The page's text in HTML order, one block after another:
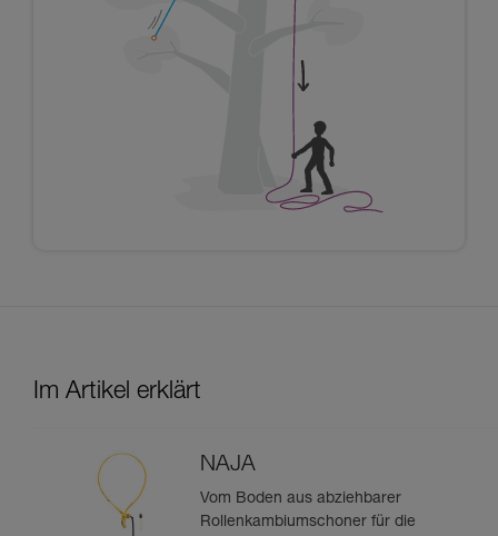
Im Artikel erklärt
NAJA
Vom Boden aus abziehbarer
Rollenkambiumschoner für die